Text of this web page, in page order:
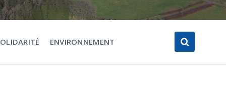
ENVIRONNEMENT